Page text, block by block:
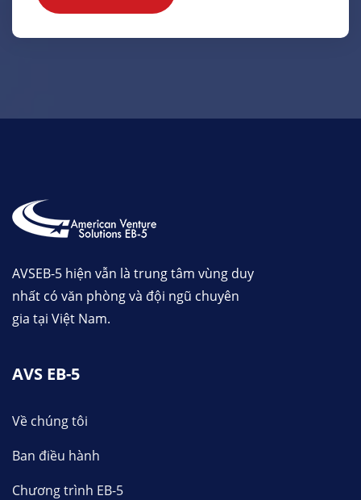
AVSEB-5 hiện vẫn là trung tâm vùng duy
nhất có văn phòng và đội ngũ chuyên
gia tại Việt Nam.
AVS EB-5
Về chúng tôi
Ban điều hành
Chương trình EB-5